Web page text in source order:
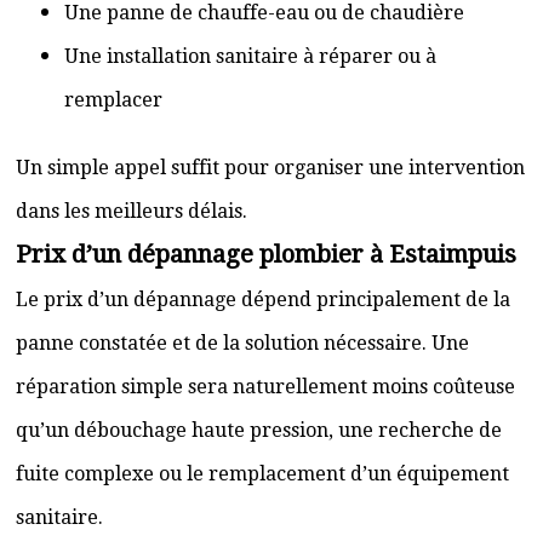
Une panne de chauffe-eau ou de chaudière
Une installation sanitaire à réparer ou à
remplacer
Un simple appel suffit pour organiser une intervention
dans les meilleurs délais.
Prix d’un dépannage plombier à Estaimpuis
Le prix d’un dépannage dépend principalement de la
panne constatée et de la solution nécessaire. Une
réparation simple sera naturellement moins coûteuse
qu’un débouchage haute pression, une recherche de
fuite complexe ou le remplacement d’un équipement
sanitaire.